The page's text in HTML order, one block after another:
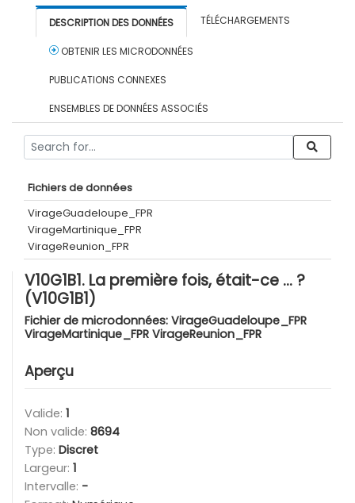
DESCRIPTION DES DONNÉES TÉLÉCHARGEMENTS
OBTENIR LES MICRODONNÉES
PUBLICATIONS CONNEXES
ENSEMBLES DE DONNÉES ASSOCIÉS
Fichiers de données
VirageGuadeloupe_FPR
VirageMartinique_FPR
VirageReunion_FPR
V10G1B1. La première fois, était-ce … ?
(V10G1B1)
Fichier de microdonnées: VirageGuadeloupe_FPR
VirageMartinique_FPR VirageReunion_FPR
Aperçu
Valide: 1
Non valide: 8694
Type: Discret
Largeur: 1
Intervalle: -